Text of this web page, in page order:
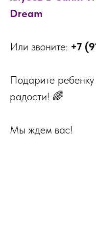
Dream
Или звоните: +7
Подарите
радости! 🌈
Мы ждем вас!